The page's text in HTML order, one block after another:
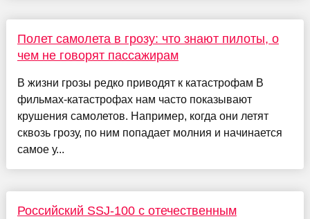
Полет самолета в грозу: что знают пилоты, о
чем не говорят пассажирам
В жизни грозы редко приводят к катастрофам В
фильмах-катастрофах нам часто показывают
крушения самолетов. Например, когда они летят
сквозь грозу, по ним попадает молния и начинается
самое у...
Российский SSJ-100 с отечественным